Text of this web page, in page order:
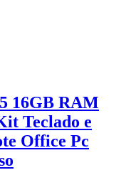
16GB RAM
Teclado e
Office Pc